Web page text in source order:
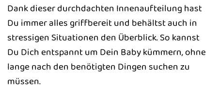
Dank dieser durchdachten Innenaufteilung hast
Du immer alles griffbereit und behältst auch in
stressigen Situationen den Überblick. So kannst
Du Dich entspannt um Dein Baby kümmern, ohne
lange nach den benötigten Dingen suchen zu
müssen.